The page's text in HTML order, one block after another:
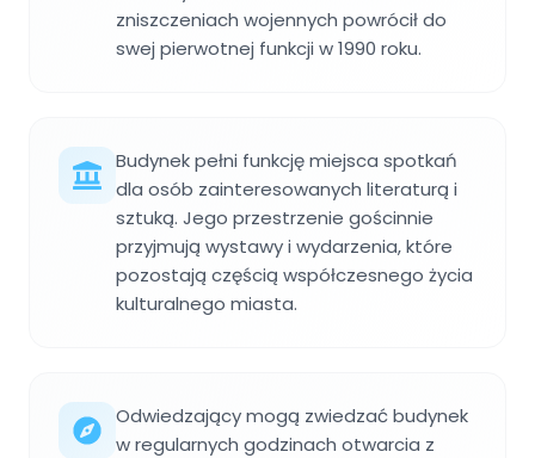
zniszczeniach wojennych powrócił do
swej pierwotnej funkcji w 1990 roku.
Budynek pełni funkcję miejsca spotkań
dla osób zainteresowanych literaturą i
sztuką. Jego przestrzenie gościnnie
przyjmują wystawy i wydarzenia, które
pozostają częścią współczesnego życia
kulturalnego miasta.
Odwiedzający mogą zwiedzać budynek
w regularnych godzinach otwarcia z